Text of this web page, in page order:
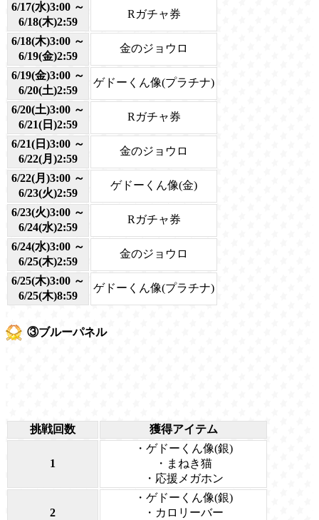
6/17(水)3:00 ～
6/18(木)2:59
Rガチャ券
6/18(木)3:00 ～
6/19(金)2:59
金のジョウロ
6/19(金)3:00 ～
6/20(土)2:59
ゲドーくん像(プラチナ)
6/20(土)3:00 ～
6/21(日)2:59
Rガチャ券
6/21(日)3:00 ～
6/22(月)2:59
金のジョウロ
6/22(月)3:00 ～
6/23(火)2:59
ゲドーくん像(金)
6/23(火)3:00 ～
6/24(水)2:59
Rガチャ券
6/24(水)3:00 ～
6/25(木)2:59
金のジョウロ
6/25(木)3:00 ～
6/25(木)8:59
ゲドーくん像(プラチナ)
③ブルーパネル
挑戦回数 獲得アイテム
1
・ゲドーくん像(銀)
・まねき猫
・応援メガホン
2
・ゲドーくん像(銀)
・カロリーバー